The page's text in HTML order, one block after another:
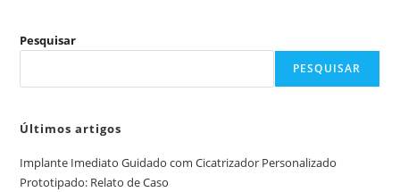
Pesquisar
PESQUISAR
Últimos artigos
Implante Imediato Guidado com Cicatrizador Personalizado
Prototipado: Relato de Caso